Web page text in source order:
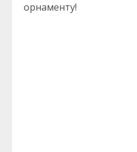
орнаменту!